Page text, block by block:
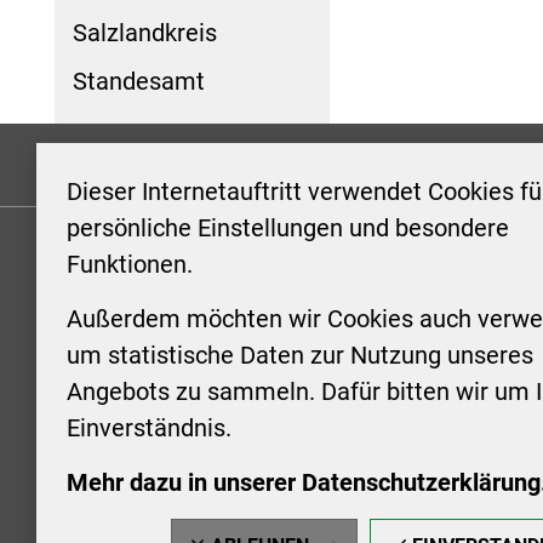
Dieser Internetauftritt verwendet Cookies
persönliche Einstellungen und besondere
Funktionen.
Außerdem möchten wir Cookies auch
um statistische Daten zur Nutzung unseres
Angebots zu sammeln. Dafür bitten wir um
Einverständnis.
Mehr dazu in unserer
Salzlandkreis
Standesamt
KONTAKT
Stadt Aschersleben
Markt 1
06449 Aschersleben
+49 3473 958-0
stadt@aschersleben.de
https://www.aschersleben.de/
Montag:
Uhr
Uhr
vorheriger